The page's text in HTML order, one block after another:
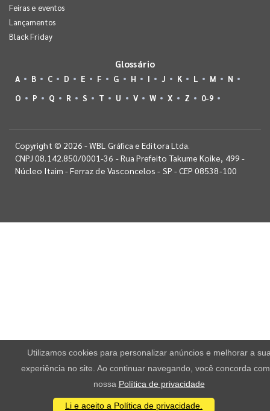
Feiras e eventos
Lançamentos
Black Friday
Glossário
A B C D E F G H I J K L M
N
O
P Q R S T U V W X Z 0-9
Copyright © 2026 - WBL Gráfica e Editora Ltda.
CNPJ 08.142.850/0001-36 - Rua Prefeito Takume Koike, 499 -
Núcleo Itaim - Ferraz de Vasconcelos - SP - CEP 08538-100
Utilizamos cookies para personalizar anúncios e melhorar a
experiência no site. Ao continuar navegando, você concorda
nossa Política de privacidade
Li e aceito a Política de privacidade.